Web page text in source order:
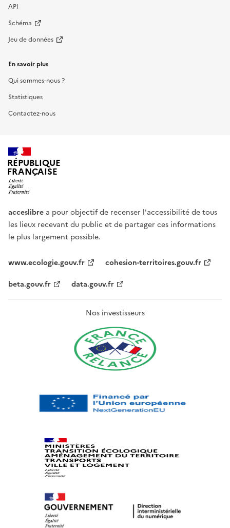
API
Schéma
Jeu de données
En savoir plus
Qui sommes-nous ?
Statistiques
Contactez-nous
RÉPUBLIQUE
FRANÇAISE
acceslibre a pour objectif de recenser l'accessibilité de tous
les lieux recevant du public et de partager ces informations
le plus largement possible.
www.ecologie.gouv.fr
cohesion-territoires.gouv.fr
beta.gouv.fr
data.gouv.fr
Nos investisseurs